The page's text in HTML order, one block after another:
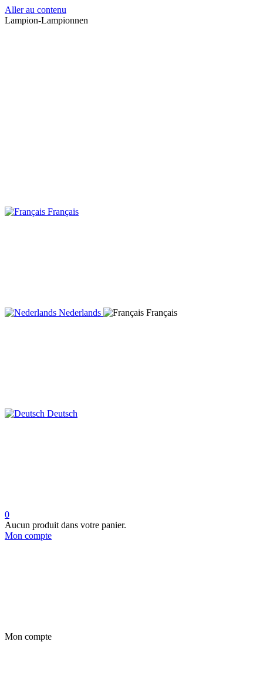
Aller au contenu
Lampion-Lampionnen
Français
Nederlands Français
Deutsch
0
Aucun produit dans votre panier.
Mon compte
Mon compte